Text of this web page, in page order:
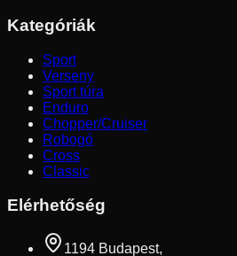
Kategóriák
Sport
Verseny
Sport túra
Enduro
Chopper/Cruiser
Robogó
Cross
Classic
Elérhetőség
1194 Budapest,